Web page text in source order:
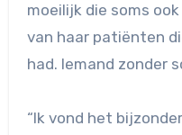
moeilijk die soms
van haar patiënten
had. Iemand zonder
“Ik vond het